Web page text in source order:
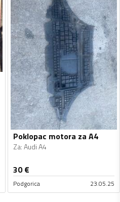
Poklopac motora za A4
Za:Audi A4
30€
Podgorica 23.05.25